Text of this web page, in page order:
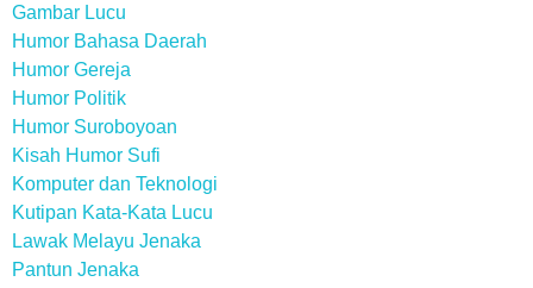
Gambar Lucu
Humor Bahasa Daerah
Humor Gereja
Humor Politik
Humor Suroboyoan
Kisah Humor Sufi
Komputer dan Teknologi
Kutipan Kata-Kata Lucu
Lawak Melayu Jenaka
Pantun Jenaka